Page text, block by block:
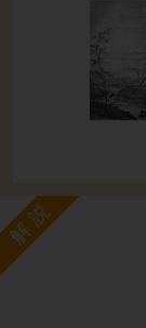
解説